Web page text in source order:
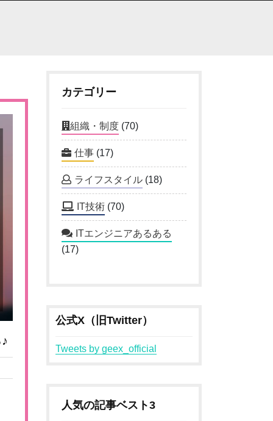
カテゴリー
組織・制度 (70)
仕事 (17)
ライフスタイル (18)
IT技術 (70)
ITエンジニアあるある
(17)
公式X（旧Twitter）
Tweets by geex_official
人気の記事ベスト3